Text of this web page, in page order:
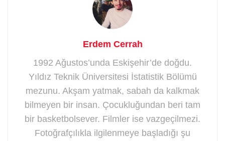
Erdem Cerrah
1992 Ağustos’unda Eskişehir’de doğdu.
Yıldız Teknik Üniversitesi İstatistik Bölümü
mezunu. Akşam yatmak, sabah da kalkmak
bilmeyen bir insan. Çocukluğundan beri tam
bir basketbolsever. Filmler ise vazgeçilmezi.
Fotoğrafçılıkla ilgilenmeye başladığı şu